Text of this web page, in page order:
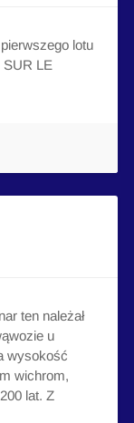
lotu
LE
ten należał
u
wysokość
wichrom,
lat. Z